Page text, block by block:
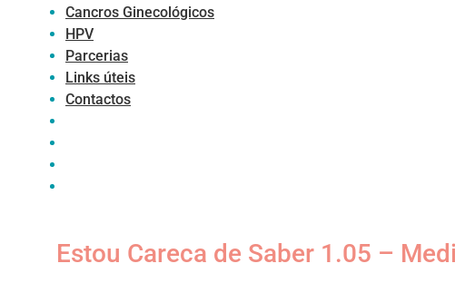
Cancros Ginecológicos
HPV
Parcerias
Links úteis
Contactos
Estou Careca de Saber 1.05 –